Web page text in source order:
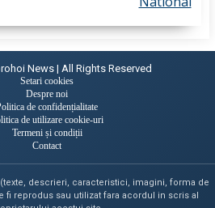
în 2028, iar cele...
News | All Rights Reserved
Setari cookies
Despre noi
de confidențialitate
de utilizare cookie-uri
Termeni și condiții
Contact
descrieri, caracteristici, imagini, forma de
fi reprodus sau utilizat fara acordul in scris al